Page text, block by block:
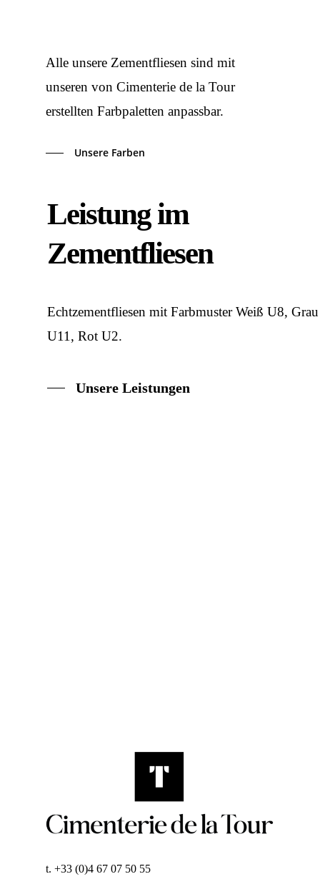
Alle unsere Zementfliesen sind mit
unseren von Cimenterie de la Tour
erstellten Farbpaletten anpassbar.
Unsere Farben
Leistung im
Zementfliesen
Echtzementfliesen mit Farbmuster Weiß U8, Grau
U11, Rot U2.
Unsere Leistungen
t. +33 (0)4 67 07 50 55